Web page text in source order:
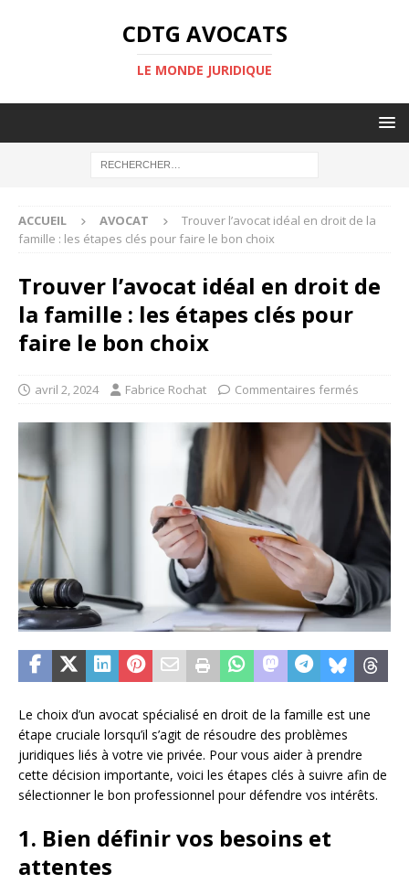
CDTG AVOCATS
LE MONDE JURIDIQUE
ACCUEIL AVOCAT
Trouver l’avocat idéal en droit de la
famille : les étapes clés pour faire le bon choix
Trouver l’avocat idéal en droit de
la famille : les étapes clés pour
faire le bon choix
avril 2, 2024 Fabrice Rochat Commentaires fermés
Le choix d’un avocat spécialisé en droit de la famille est une
étape cruciale lorsqu’il s’agit de résoudre des problèmes
juridiques liés à votre vie privée. Pour vous aider à prendre
cette décision importante, voici les étapes clés à suivre afin de
sélectionner le bon professionnel pour défendre vos intérêts.
1. Bien définir vos besoins et
attentes